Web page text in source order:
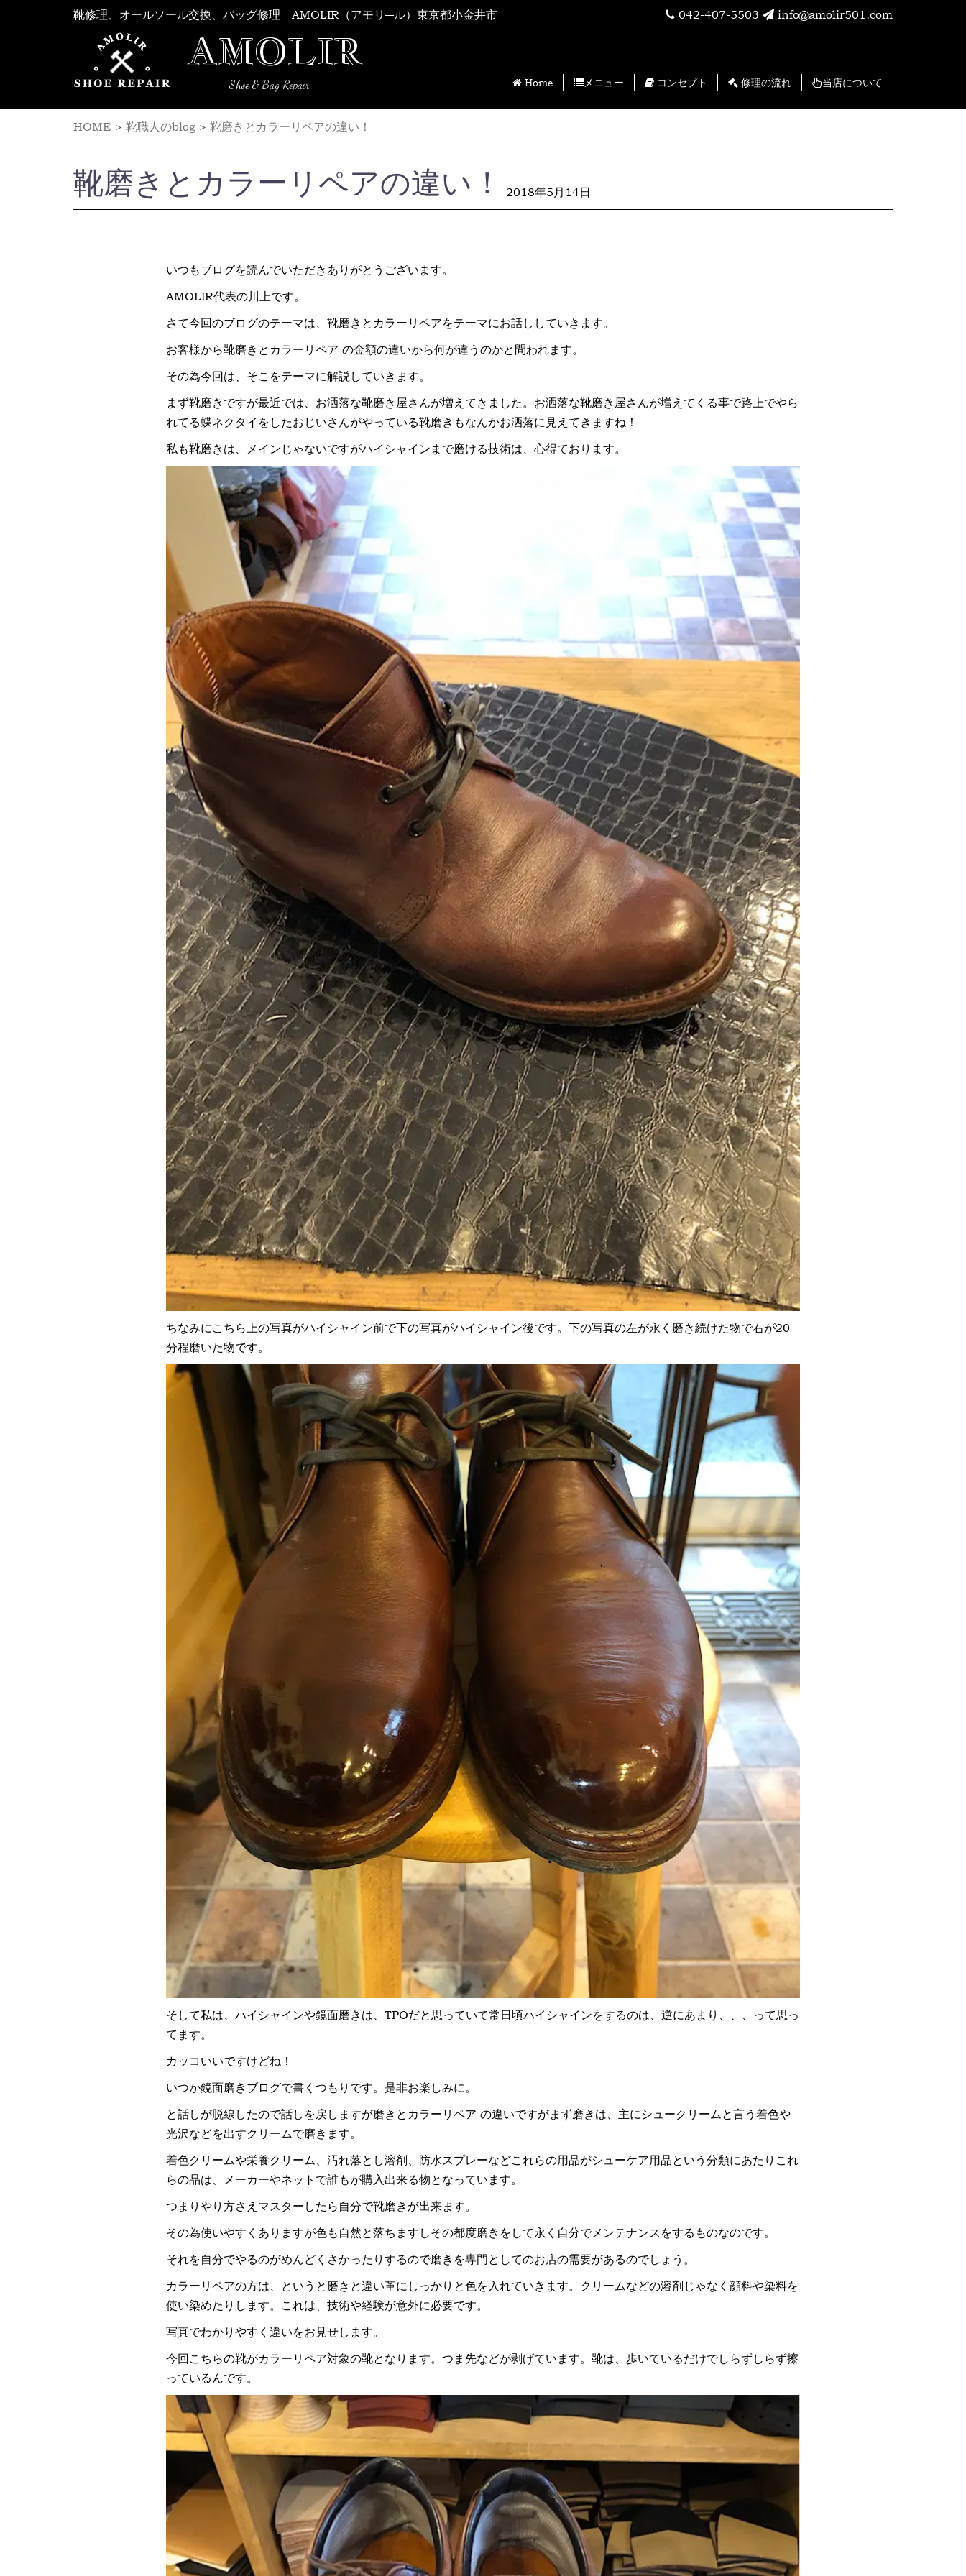
靴修理、オールソール交換、バッグ修理 AMOLIR（アモリ―ル）東京都小金井市 042-407-5503 info@amolir501.com
AMOLIR
Shoe & Bag Repair Home メニュー コンセプト 修理の流れ 当店について
HOME > 靴職人のblog > 靴磨きとカラーリペアの違い！
靴磨きとカラーリペアの違い！ 2018年5月14日
いつもブログを読んでいただきありがとうございます。
AMOLIR代表の川上です。
さて今回のブログのテーマは、靴磨きとカラーリペアをテーマにお話ししていきます。
お客様から靴磨きとカラーリペア の金額の違いから何が違うのかと問われます。
その為今回は、そこをテーマに解説していきます。
まず靴磨きですが最近では、お洒落な靴磨き屋さんが増えてきました。お洒落な靴磨き屋さんが増えてくる事で路上でやら
れてる蝶ネクタイをしたおじいさんがやっている靴磨きもなんかお洒落に見えてきますね！
私も靴磨きは、メインじゃないですがハイシャインまで磨ける技術は、心得ております。
ちなみにこちら上の写真がハイシャイン前で下の写真がハイシャイン後です。下の写真の左が永く磨き続けた物で右が20
分程磨いた物です。
そして私は、ハイシャインや鏡面磨きは、TPOだと思っていて常日頃ハイシャインをするのは、逆にあまり、、、って思っ
てます。
カッコいいですけどね！
いつか鏡面磨きブログで書くつもりです。是非お楽しみに。
と話しが脱線したので話しを戻しますが磨きとカラーリペア の違いですがまず磨きは、主にシュークリームと言う着色や
光沢などを出すクリームで磨きます。
着色クリームや栄養クリーム、汚れ落とし溶剤、防水スプレーなどこれらの用品がシューケア用品という分類にあたりこれ
らの品は、メーカーやネットで誰もが購入出来る物となっています。
つまりやり方さえマスターしたら自分で靴磨きが出来ます。
その為使いやすくありますが色も自然と落ちますしその都度磨きをして永く自分でメンテナンスをするものなのです。
それを自分でやるのがめんどくさかったりするので磨きを専門としてのお店の需要があるのでしょう。
カラーリペアの方は、というと磨きと違い革にしっかりと色を入れていきます。クリームなどの溶剤じゃなく顔料や染料を
使い染めたりします。これは、技術や経験が意外に必要です。
写真でわかりやすく違いをお見せします。
今回こちらの靴がカラーリペア対象の靴となります。つま先などが剥げています。靴は、歩いているだけでしらずしらず擦
っているんです。